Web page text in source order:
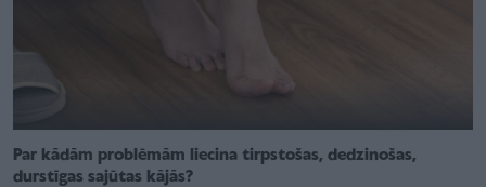
Par kādām problēmām liecina tirpstošas, dedzinošas,
durstīgas sajūtas kājās?